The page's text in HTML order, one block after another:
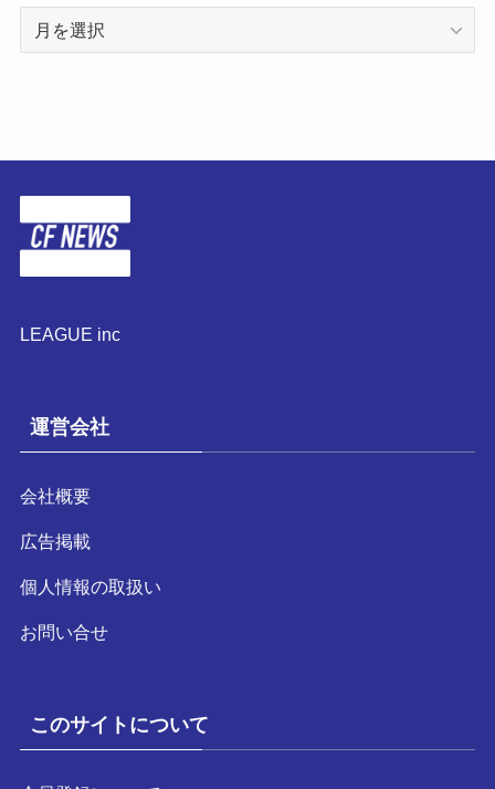
LEAGUE inc
運営会社
会社概要
広告掲載
個人情報の取扱い
お問い合せ
このサイトについて